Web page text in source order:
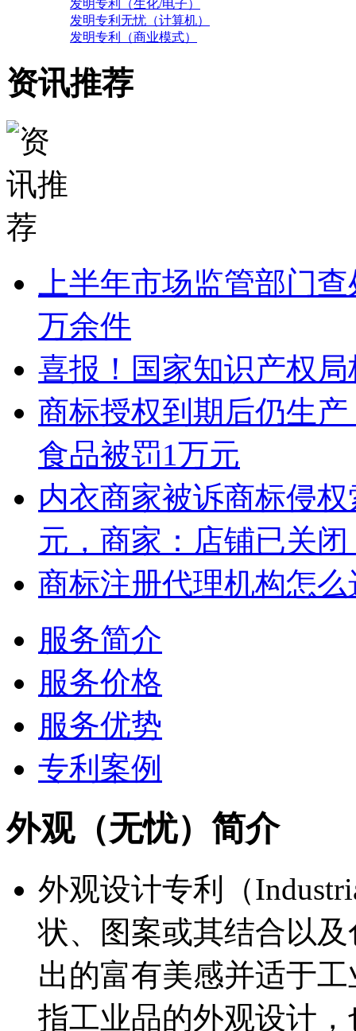
发明专利（生化/电子）
发明专利无忧（计算机）
发明专利（商业模式）
资讯推荐
上半年市场监管部门
万余件
喜报！国家知识产权
商标授权到期后仍生
食品被罚1万元
内衣商家被诉商标侵
元，商家：店铺已关
商标注册代理机构怎么
服务简介
服务价格
服务优势
专利案例
外观（无忧）简介
外观设计专利（
状、图案或其结合以
出的富有美感并适于
指工业品的外观设计